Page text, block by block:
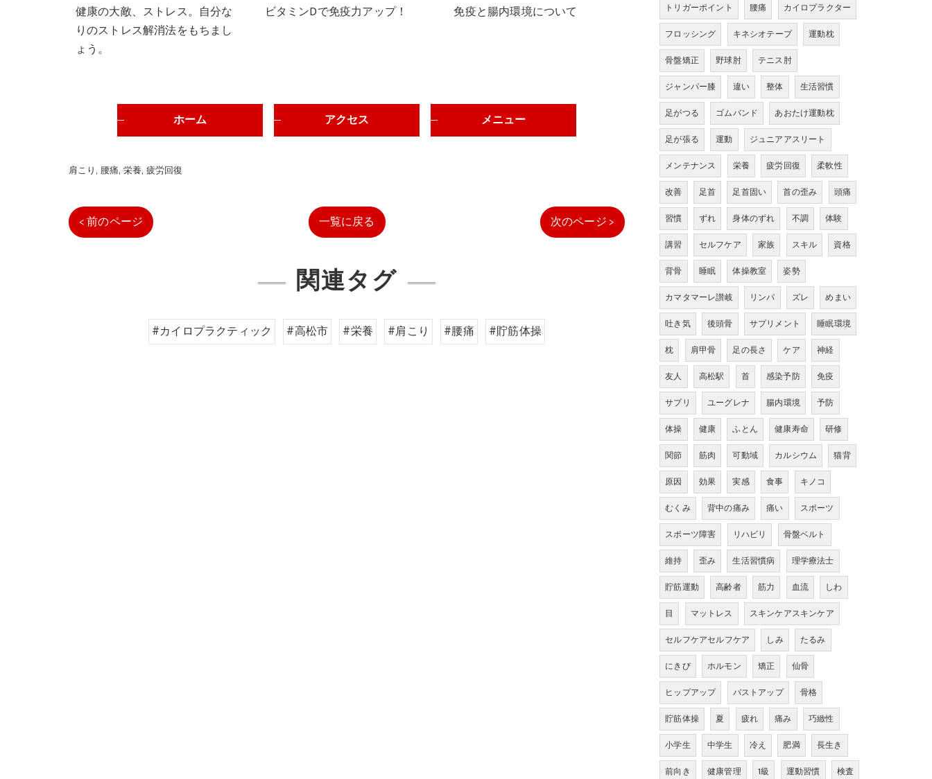
健康の大敵、ストレス。自分な
りのストレス解消法をもちまし
ょう。
ビタミンDで免疫力アップ！
免疫と腸内環境について
ホーム アクセス メニュー
肩こり 腰痛 栄養 疲労回復
< 前のページ 一覧に戻る 次のページ >
関連タグ
#カイロプラクティック #高松市 #栄養 #肩こり #腰痛 #貯筋体操
トリガーポイント
腰痛
カイロプラクター
フロッシング
キネシオテープ
運動枕
骨盤矯正
野球肘
テニス肘
ジャンパー膝
違い 整体
生活習慣
足がつる
ゴムバンド
あおたけ運動枕
足が張る
運動
ジュニアアスリート
メンテナンス
栄養 疲労回復
柔軟性
改善
足首 足首固い 首の歪み
頭痛
習慣
ずれ 身体のずれ 不調
体験
講習
セルフケア 家族 スキル
資格
背骨
睡眠 体操教室
姿勢
カマタマーレ讃岐
リンパ ズレ
めまい
吐き気
後頭骨 サプリメント
睡眠環境
枕
肩甲骨 足の長さ ケア
神経
友人
高松駅 首 感染予防
免疫
サプリ
ユーグレナ 腸内環境
予防
体操
健康 ふとん 健康寿命
研修
関節
筋肉 可動域 カルシウム
猫背
原因
効果 実感 食事
キノコ
むくみ
背中の痛み 痛い
スポーツ
スポーツ障害
リハビリ
骨盤ベルト
維持
歪み 生活習慣病
理学療法士
貯筋運動
高齢者 筋力 血流
しわ
目
マットレス
スキンケアスキンケア
セルフケアセルフケア
しみ
たるみ
にきび
ホルモン 矯正
仙骨
ヒップアップ
バストアップ
骨格
貯筋体操
夏 疲れ 痛み
巧緻性
小学生
中学生 冷え 肥満
長生き
前向き
健康管理 1級 運動習慣 検査